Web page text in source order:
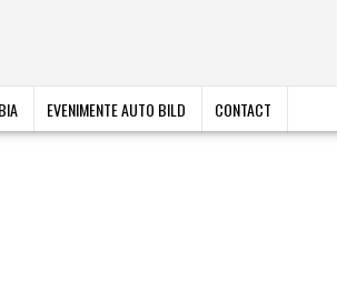
EVENIMENTE AUTO BILD CONTACT